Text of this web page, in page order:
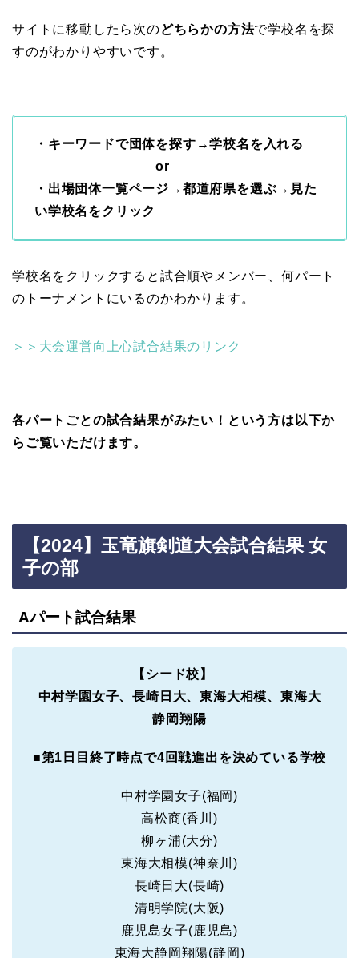
サイトに移動したら次のどちらかの方法で学校名を探
すのがわかりやすいです。
・キーワードで団体を探す→学校名を入れる
or
・出場団体一覧ページ→都道府県を選ぶ→見た
い学校名をクリック
学校名をクリックすると試合順やメンバー、何パート
のトーナメントにいるのかわかります。
＞＞大会運営向上心試合結果のリンク
各パートごとの試合結果がみたい！という方は以下か
らご覧いただけます。
【2024】玉竜旗剣道大会試合結果 女
子の部
Aパート試合結果
【シード校】
中村学園女子、長崎日大、東海大相模、東海大
静岡翔陽
■第1日目終了時点で4回戦進出を決めている学校
中村学園女子(福岡)
高松商(香川)
柳ヶ浦(大分)
東海大相模(神奈川)
長崎日大(長崎)
清明学院(大阪)
鹿児島女子(鹿児島)
東海大静岡翔陽(静岡)